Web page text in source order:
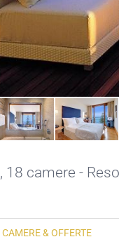
, 18 camere -
CAMERE & OFFERTE